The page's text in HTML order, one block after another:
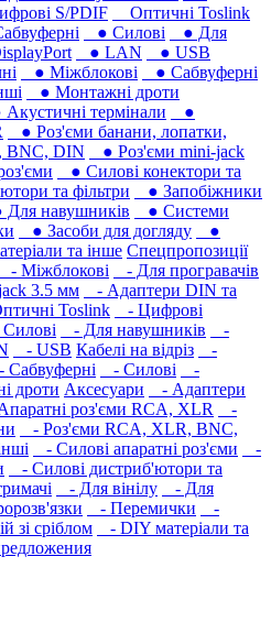
S/PDIF
Оптичні Toslink
● Силові
● Для
● LAN
● USB
● Міжблокові
● Сабвуферні
● Монтажні дроти
термінали
●
● Роз'єми банани, лопатки,
BNC, DIN
● Роз'єми mini-jack
● Силові конектори та
та фільтри
● Запобіжники
навушників‎
● Системи
● Засоби для догляду
●
та інше Спецпропозиції
- Міжблокові
- Для програвачів
3.5 мм
- Адаптери DIN та
Toslink
- Цифрові
- Для навушників‎
-
- USB Кабелі на відріз
-
Сабвуферні - Силові
-
дроти Аксесуари
- Адаптери
роз'єми RCA, XLR
-
- Роз'єми RCA, XLR, BNC,
- Силові апаратні роз'єми
-
- Силові дистриб'ютори та
- Для вінілу
- Для
- Перемички
-
зі сріблом
- DIY матеріали та